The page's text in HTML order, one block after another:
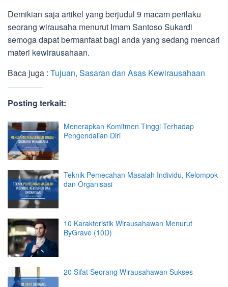
Demikian saja artikel yang berjudul 9 macam perilaku
seorang wirausaha menurut Imam Santoso Sukardi
semoga dapat bermanfaat bagi anda yang sedang mencari
materi kewirausahaan.
Baca juga : Tujuan, Sasaran dan Asas Kewirausahaan
Posting terkait:
Menerapkan Komitmen Tinggi Terhadap
Pengendalian Diri
Teknik Pemecahan Masalah Individu, Kelompok
dan Organisasi
10 Karakteristik Wirausahawan Menurut
ByGrave (10D)
20 Sifat Seorang Wirausahawan Sukses